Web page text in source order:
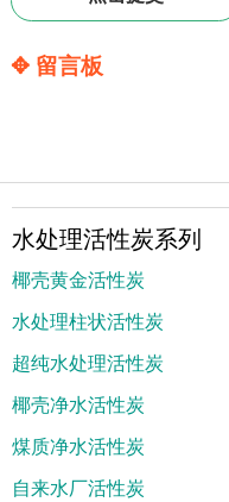
✥ 留言板
水处理活性炭系列
椰壳黄金活性炭
水处理柱状活性炭
超纯水处理活性炭
椰壳净水活性炭
煤质净水活性炭
自来水厂活性炭